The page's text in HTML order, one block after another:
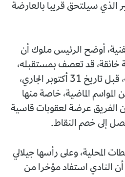
الذي سيلتحق قريبا بالعارضة
أوضح الرئيس ملوك أن
خانقة، قد تعصف بمستقبله،
مضيفا أن الإدارة مطالبة، قبل تاريخ 31 أكتوبر الجاري،
المواسم الماضية، خاصة منها
الفريق عرضة لعقوبات قاسية
إلى خصم النقاط.
المحلية، وعلى رأسها جيلالي
أن النادي استفاد مؤخرا من